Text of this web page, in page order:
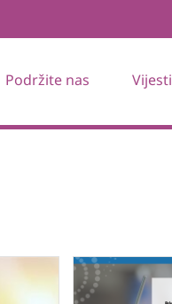
Podržite nas Vijesti